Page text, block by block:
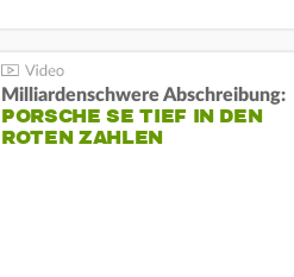
Milliardenschwere Abschreibung:
PORSCHE SE TIEF IN DEN
ROTEN ZAHLEN